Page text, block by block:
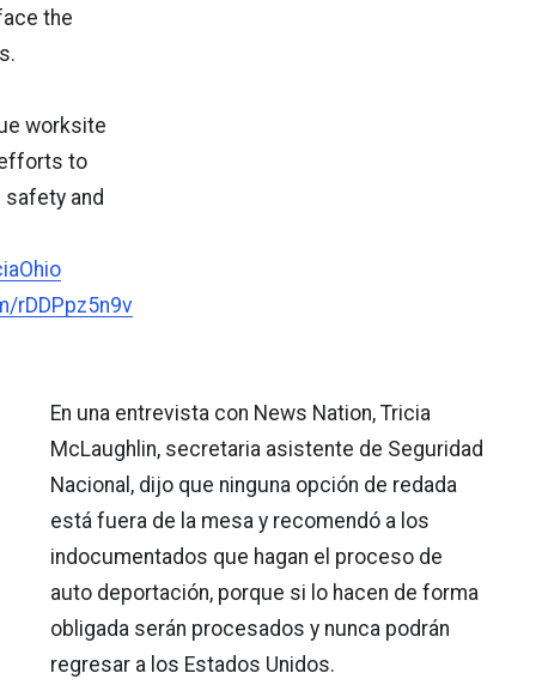
the
worksite
to
and
rDDPpz5n9v
En una entrevista con News Nation, Tricia
McLaughlin, secretaria asistente de Seguridad
Nacional, dijo que ninguna opción de redada
está fuera de la mesa y recomendó a los
indocumentados que hagan el proceso de
auto deportación, porque si lo hacen de forma
obligada serán procesados y nunca podrán
regresar a los Estados Unidos.